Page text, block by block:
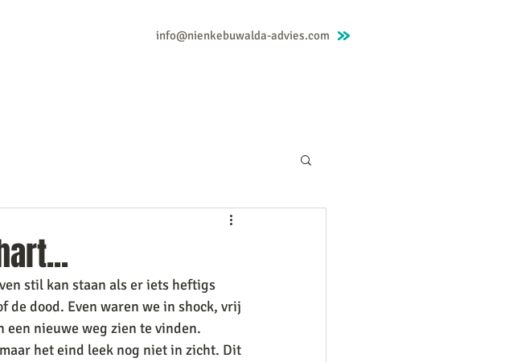
info@nienkebuwalda-advies.com
stil kan staan als er iets heftigs
dood. Even waren we in shock, vrij
een nieuwe weg zien te vinden.
het eind leek nog niet in zicht. Dit